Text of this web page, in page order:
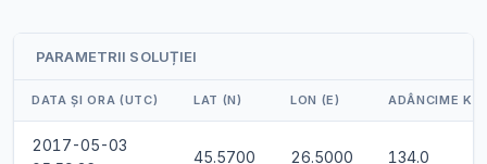
PARAMETRII SOLUȚIEI
DATA ȘI ORA (UTC) LAT (N) LON (E) ADÂNCIME KM
2017-05-03
45.5700 26.5000 134.0